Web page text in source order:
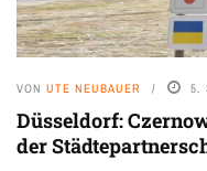
VON UTE NEUBAUER 5.
Düsseldorf:
der